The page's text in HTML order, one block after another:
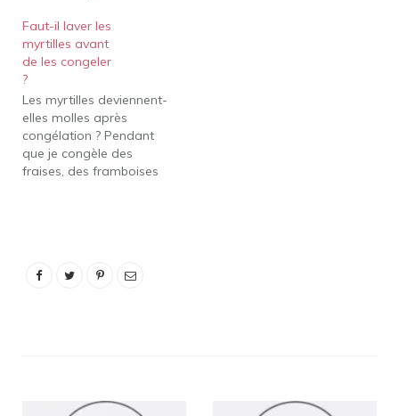
Faut-il laver les
myrtilles avant
de les congeler
?
Les myrtilles deviennent-
elles molles après
congélation ? Pendant
que je congèle des
fraises, des framboises
deviennent pas pâteux et